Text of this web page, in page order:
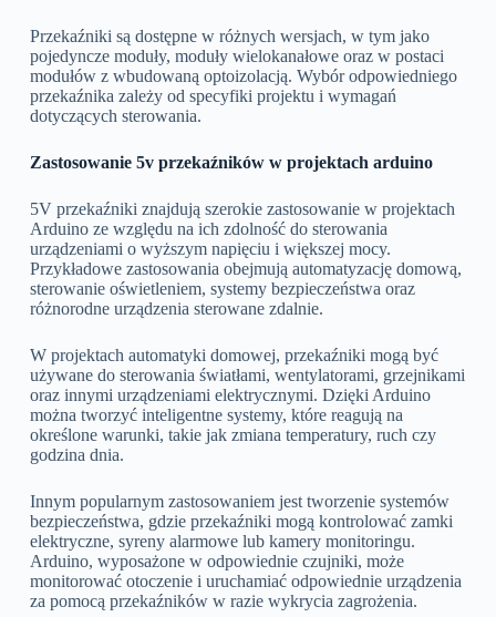
Przekaźniki są dostępne w różnych wersjach, w tym jako
pojedyncze moduły, moduły wielokanałowe oraz w postaci
modułów z wbudowaną optoizolacją. Wybór odpowiedniego
przekaźnika zależy od specyfiki projektu i wymagań
dotyczących sterowania.
Zastosowanie 5v przekaźników w projektach arduino
5V przekaźniki znajdują szerokie zastosowanie w projektach
Arduino ze względu na ich zdolność do sterowania
urządzeniami o wyższym napięciu i większej mocy.
Przykładowe zastosowania obejmują automatyzację domową,
sterowanie oświetleniem, systemy bezpieczeństwa oraz
różnorodne urządzenia sterowane zdalnie.
W projektach automatyki domowej, przekaźniki mogą być
używane do sterowania światłami, wentylatorami, grzejnikami
oraz innymi urządzeniami elektrycznymi. Dzięki Arduino
można tworzyć inteligentne systemy, które reagują na
określone warunki, takie jak zmiana temperatury, ruch czy
godzina dnia.
Innym popularnym zastosowaniem jest tworzenie systemów
bezpieczeństwa, gdzie przekaźniki mogą kontrolować zamki
elektryczne, syreny alarmowe lub kamery monitoringu.
Arduino, wyposażone w odpowiednie czujniki, może
monitorować otoczenie i uruchamiać odpowiednie urządzenia
za pomocą przekaźników w razie wykrycia zagrożenia.